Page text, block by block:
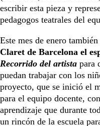
escribir esta pieza y
pedagogos teatrales del
Este mes de enero
Claret de Barcelona el
Recorrido del artista para
puedan trabajar con los
proyecto, que se inició el
para el equipo docente,
aprendizaje que durante
un rincón de la escuela